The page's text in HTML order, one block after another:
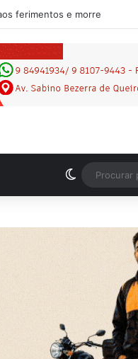
Vilhena
Switch skin